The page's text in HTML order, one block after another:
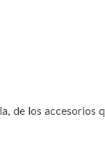
de los accesorios